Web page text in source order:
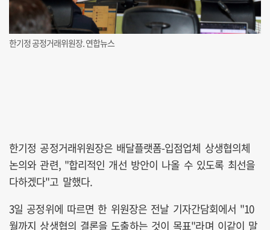
한기정 공정거래위원장. 연합뉴스
한기정 공정거래위원장은 배달플랫폼-입점업체 상생협의체
논의와 관련, "합리적인 개선 방안이 나올 수 있도록 최선을
다하겠다"고 말했다.
3일 공정위에 따르면 한 위원장은 전날 기자간담회에서 "10
월까지 상생협의 결론을 도출하는 것이 목표"라며 이같이 말